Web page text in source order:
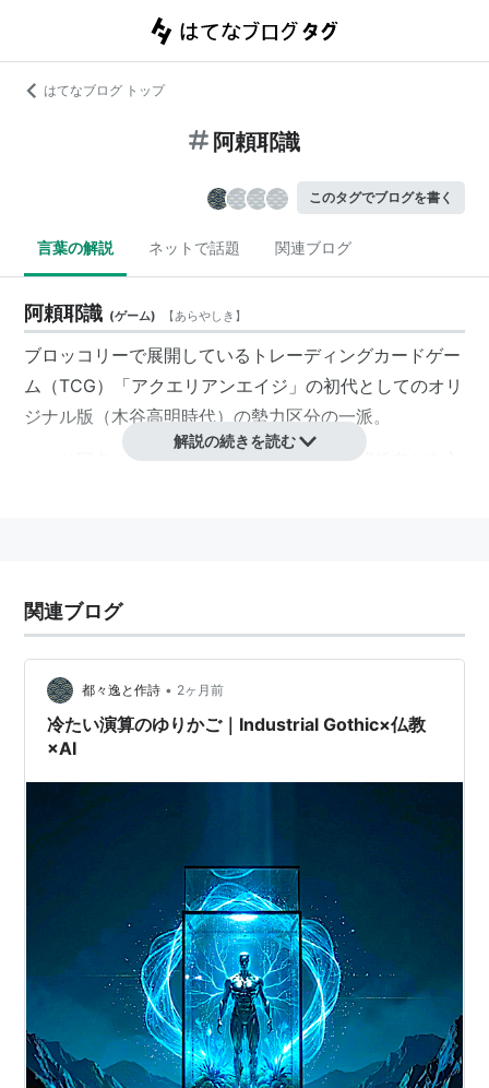
はてなブログ トップ
阿頼耶識
このタグでブログを書く
言葉の解説 ネットで話題 関連ブログ
阿頼耶識 (ゲーム) 【あらやしき 】
ブロッコリーで展開しているトレーディングカードゲー
ム（TCG）「アクエリアンエイジ 」の初代としてのオリ
ジナル版（木谷高明時代）の勢力区分の一派。
やはり同名の仏教用語が由来のため、神道関係者が中心
阿頼耶識
仏教用語
唯識にいう八識の一つで、人間存在の根本にある識であ
る。五感と思考による認識を支える枠組みにあたる。
唯識論では、自己と自己を取り巻く自然界の全存在は自
己の根底の心である阿頼耶識が知らしめたもの、変現し
たもの、とする。阿頼耶識が蔵する、一切の現象を起こ
させる可能性または能力を種子（しゅうじ）という。種
子から一切諸法が生起し、その顕現した現象は直ちに阿
頼耶識に影響を及ぼし、新たな種子となる。
http://ja.wikipedia.org/wiki/%E9%98%BF%E9%A0%B
C%E8%80%B6%E8%AD%98
阿頼耶識は、蔵している種子から対象世界の諸法
(現行(げんぎょう)法)を生じ、その諸法はまた阿頼
解説の続きを読む
関連ブログ
都々逸と作詩 • 2ヶ月前
冷たい演算のゆりかご｜Industrial Gothic×仏教
×AI